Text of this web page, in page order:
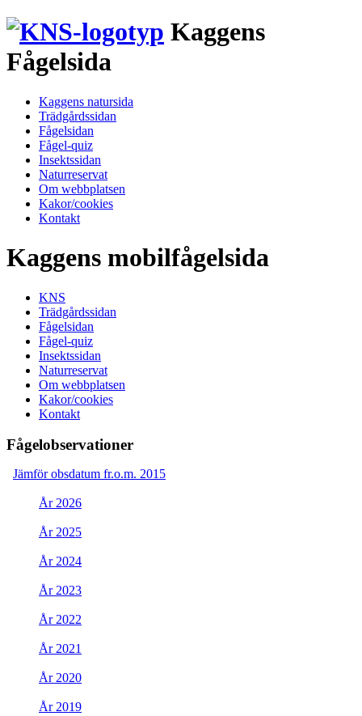
Kaggens
Fågelsida
Kaggens natursida
Trädgårdssidan
Fågelsidan
Fågel-quiz
Insektssidan
Naturreservat
Om webbplatsen
Kakor/cookies
Kontakt
Kaggens mobilfågelsida
KNS
Trädgårdssidan
Fågelsidan
Fågel-quiz
Insektssidan
Naturreservat
Om webbplatsen
Kakor/cookies
Kontakt
Fågelobservationer
Jämför obsdatum fr.o.m. 2015
År 2026
År 2025
År 2024
År 2023
År 2022
År 2021
År 2020
År 2019